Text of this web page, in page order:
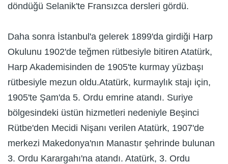
döndüğü Selanik'te Fransızca dersleri gördü.
Daha sonra İstanbul'a gelerek 1899'da girdiği Harp
Okulunu 1902'de teğmen rütbesiyle bitiren Atatürk,
Harp Akademisinden de 1905'te kurmay yüzbaşı
rütbesiyle mezun oldu.Atatürk, kurmaylık stajı için,
1905'te Şam'da 5. Ordu emrine atandı. Suriye
bölgesindeki üstün hizmetleri nedeniyle Beşinci
Rütbe'den Mecidi Nişanı verilen Atatürk, 1907'de
merkezi Makedonya'nın Manastır şehrinde bulunan
3. Ordu Karargahı'na atandı. Atatürk, 3. Ordu